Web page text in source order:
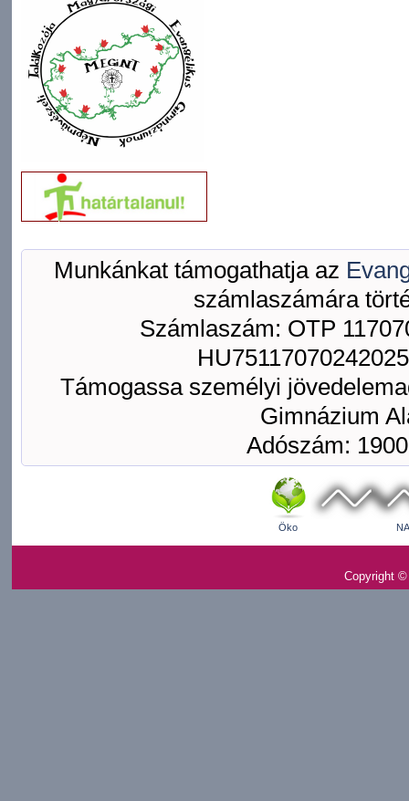
Munkánkat támogathatja az
számlaszámára
Számlaszám: OTP
Támogassa személyi
Gimnázium
Adószám:
Öko
Copyright